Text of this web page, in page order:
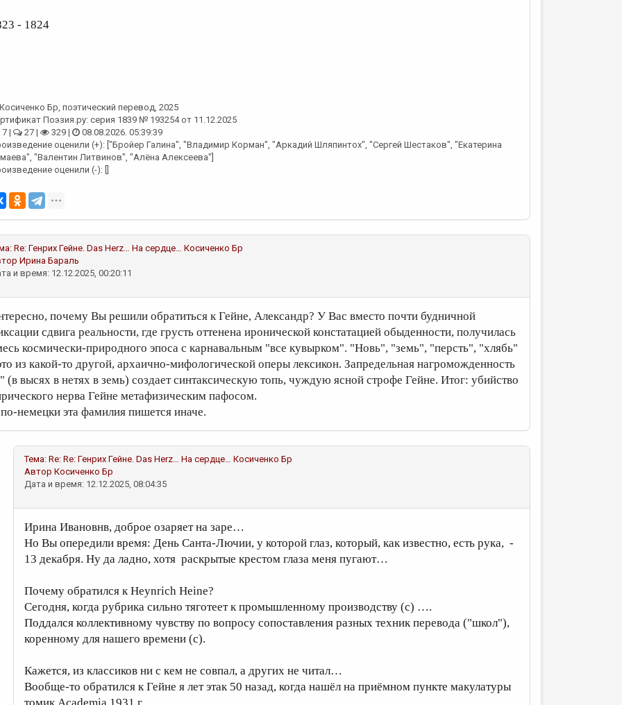
- 1824
Косиченко Бр, поэтический перевод, 2025
Поэзия.ру: серия 1839 № 193254 от 11.12.2025
7 |
27 | 329 |
08.08.2026. 05:39:39
оценили (+): ["Бройер Галина", "Владимир Корман", "Аркадий Шляпинтох", "Сергей Шестаков", "Екатерина
"Валентин Литвинов", "Алёна Алексеева"]
оценили (-): []
Re: Генрих Гейне. Das Herz… На сердце… Косиченко Бр
Ирина Бараль
и время: 12.12.2025, 00:20:11
почему Вы решили обратиться к Гейне, Александр? У Вас вместо почти будничной
сдвига реальности, где грусть оттенена иронической констатацией обыденности, получилась
космически-природного эпоса с карнавальным "все кувырком". "Новь", "земь", "персть", "хлябь"
из какой-то другой, архаично-мифологической оперы лексикон. Запредельная нагроможденность
(в высях в нетях в земь) создает синтаксическую топь, чуждую ясной строфе Гейне. Итог: убийство
нерва Гейне метафизическим пафосом.
немецки эта фамилия пишется иначе.
Тема: Re: Re: Генрих Гейне. Das Herz… На сердце… Косиченко Бр
Автор Косиченко Бр
Дата и время: 12.12.2025, 08:04:35
Ирина Ивановнв, доброе озаряет на заре…
Но Вы опередили время: День Санта-Лючии, у которой глаз, который, как известно, есть рука, -
13 декабря. Ну да ладно, хотя раскрытые крестом глаза меня пугают…
Почему обратился к Heynrich Heine?
Сегодня, когда рубрика сильно тяготеет к промышленному производству (с) ….
Поддался коллективному чувству по вопросу сопоставления разных техник перевода ("школ"),
коренному для нашего времени (с).
Кажется, из классиков ни с кем не совпал, а других не читал…
Вообще-то обратился к Гейне я лет этак 50 назад, когда нашёл на приёмном пункте макулатуры